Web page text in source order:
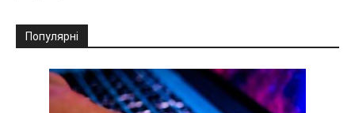
Популярні